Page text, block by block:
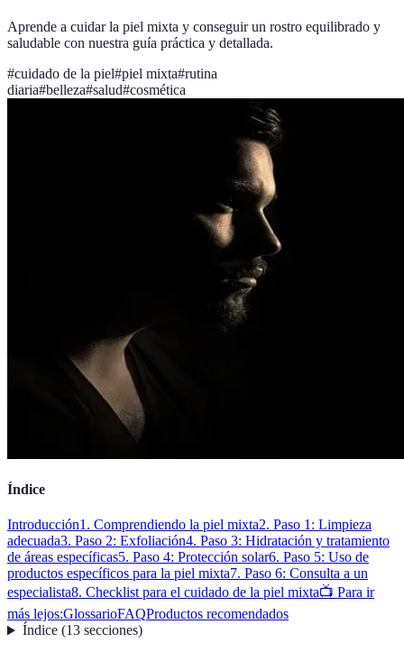
Aprende a cuidar la piel mixta y conseguir un rostro equilibrado y
saludable con nuestra guía práctica y detallada.
#cuidado de la piel#piel mixta#rutina
diaria#belleza#salud#cosmética
Índice
Introducción1. Comprendiendo la piel mixta2. Paso 1: Limpieza
adecuada3. Paso 2: Exfoliación4. Paso 3: Hidratación y tratamiento
de áreas específicas5. Paso 4: Protección solar6. Paso 5: Uso de
productos específicos para la piel mixta7. Paso 6: Consulta a un
especialista8. Checklist para el cuidado de la piel mixta📺 Para ir
más lejos:GlossarioFAQProductos recomendados
Índice(13 secciones)